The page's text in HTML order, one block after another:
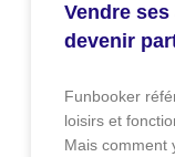
Vendre
devenir
Funbooker
loisirs et
Mais comment